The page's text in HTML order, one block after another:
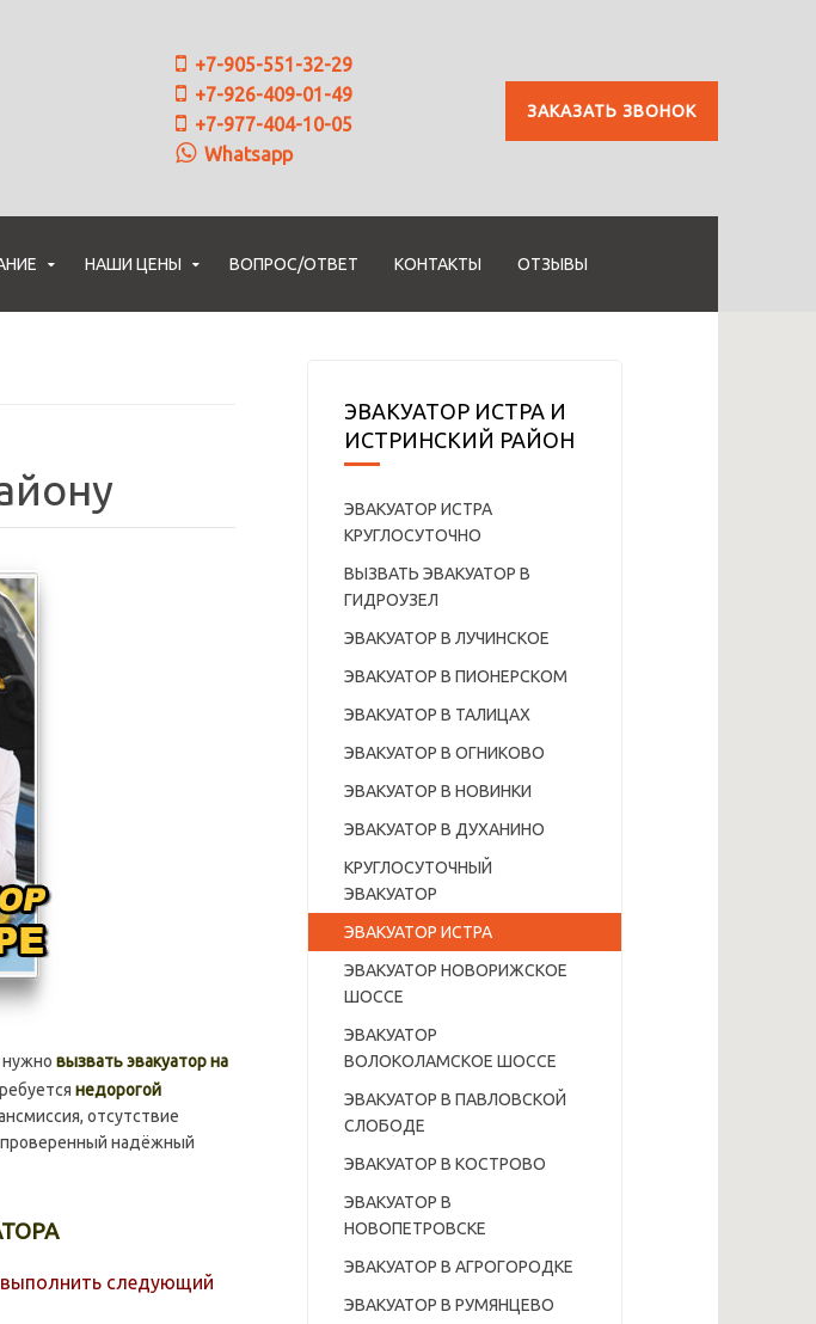
ЗАКАЗАТЬ ЗВОНОК
+7-905-551-32-29
+7-926-409-01-49
+7-977-404-10-05
Whatsapp
НАШИ ЦЕНЫ ВОПРОС/ОТВЕТ КОНТАКТЫ ОТЗЫВЫ
нужно вызвать эвакуатор на
недорогой
отсутствие
проверенный надёжный
выполнить следующий
ЭВАКУАТОР ИСТРА И
ИСТРИНСКИЙ РАЙОН
ЭВАКУАТОР ИСТРА
КРУГЛОСУТОЧНО
ВЫЗВАТЬ ЭВАКУАТОР В
ГИДРОУЗЕЛ
ЭВАКУАТОР В ЛУЧИНСКОЕ
ЭВАКУАТОР В ПИОНЕРСКОМ
ЭВАКУАТОР В ТАЛИЦАХ
ЭВАКУАТОР В ОГНИКОВО
ЭВАКУАТОР В НОВИНКИ
ЭВАКУАТОР В ДУХАНИНО
КРУГЛОСУТОЧНЫЙ
ЭВАКУАТОР
ЭВАКУАТОР ИСТРА
ЭВАКУАТОР НОВОРИЖСКОЕ
ШОССЕ
ЭВАКУАТОР
ВОЛОКОЛАМСКОЕ ШОССЕ
ЭВАКУАТОР В ПАВЛОВСКОЙ
СЛОБОДЕ
ЭВАКУАТОР В КОСТРОВО
ЭВАКУАТОР В
НОВОПЕТРОВСКЕ
ЭВАКУАТОР В АГРОГОРОДКЕ
ЭВАКУАТОР В РУМЯНЦЕВО